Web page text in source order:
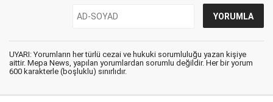
UYARI: Yorumların her türlü cezai ve hukuki sorumluluğu yazan kişiye
aittir. Mepa News, yapılan yorumlardan sorumlu değildir. Her bir yorum
600 karakterle (boşluklu) sınırlıdır.